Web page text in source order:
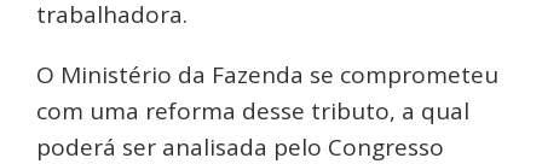
trabalhadora.
O Ministério da Fazenda se comprometeu
com uma reforma desse tributo, a qual
poderá ser analisada pelo Congresso